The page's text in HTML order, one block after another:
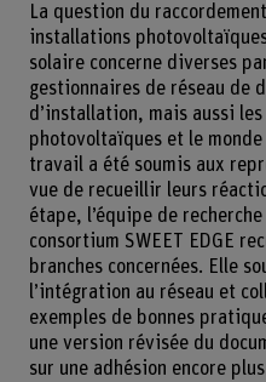
La question du
installations
solaire concerne diverses
gestionnaires de réseau de
d’installation, mais aussi
photovoltaïques et le
travail a été soumis aux
vue de recueillir leurs
étape, l’équipe de
consortium SWEET EDGE
branches concernées. Elle
l’intégration au réseau et
exemples de bonnes
une version révisée du
sur une adhésion encore